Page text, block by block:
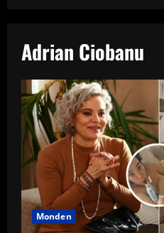
Adrian Ciobanu
Monden